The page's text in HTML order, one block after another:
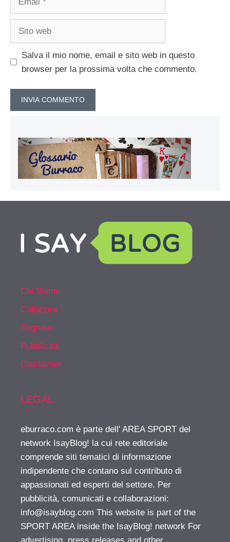
Salva il mio nome, email e sito web in questo
browser per la prossima volta che commento.
Chi Siamo
Collabora
Segnala
Pubblicità
Disclaimer
LEGAL
eburraco.com è parte dell' AREA SPORT del
network IsayBlog! la cui rete editoriale
comprende siti tematici di informazione
indipendente che contano sul contributo di
appassionati ed esperti del settore. Per
pubblicità, comunicati e collaborazioni:
info@isayblog.com This website is part of the
SPORT AREA inside the IsayBlog! network For